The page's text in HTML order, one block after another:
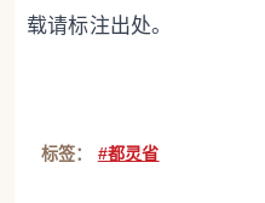
载请标注出处。
标签： #都灵省